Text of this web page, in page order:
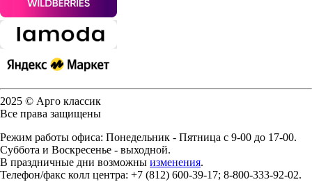
2025 © Арго классик
Все права защищены
Режим работы офиса: Понедельник - Пятница с 9-00 до 17-00.
Суббота и Воскресенье - выходной.
В праздничные дни возможны изменения.
Телефон/факс колл центра: +7 (812) 600-39-17; 8-800-333-92-02.